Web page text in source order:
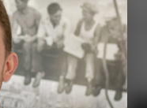
projet.
Goutagny, m’a
toutes les facettes
urbanistiques et